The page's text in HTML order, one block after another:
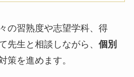
の習熟度や志望学科、得
先生と相談しながら、 個別
策を進めます。